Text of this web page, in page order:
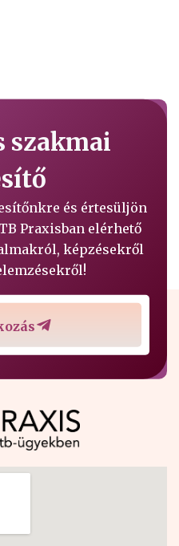
szakmai
és értesüljön
Praxisban elérhető
képzésekről